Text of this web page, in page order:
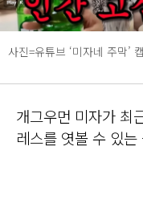
사진=유튜브 ‘미자네 주막’
개그우먼 미자가 최
레스를 엿볼 수 있